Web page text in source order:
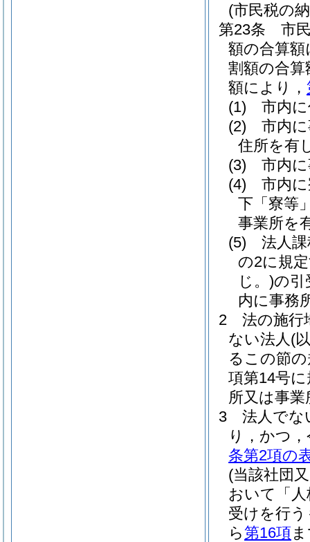
(市民税の
第23条
市
額の合算
割額の合
額により，
(1)
市内
(2)
市内
住所を有
(3)
市内
(4)
市内
下「寮等
事業所を
(5)
法人
の2に規
じ。)の引
内に事務
2
法の施行
ない法人(
るこの節
項第14号
所又は事
3
法人でな
り，かつ
条第2項の
(当該社団
おいて「
受けを行
ら第16項